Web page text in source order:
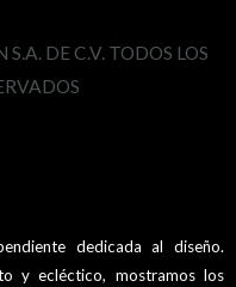
DE C.V. TODOS LOS
dedicada al diseño.
y ecléctico, mostramos los